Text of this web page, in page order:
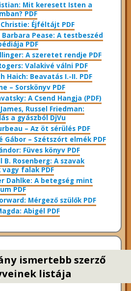
Mit keresett Isten a
PDF
Éjféltájt PDF
Barbara Pease: A testbeszéd
PDF
A ​szeretet rendje PDF
Valakivé válni PDF
Haich: Beavatás I.-II. PDF
– Sorskönyv PDF
A Csend Hangja (PDF)
James, Russel Friedman:
a gyászból DjVu
– Az öt sérülés PDF
Gábor – Szétszórt elmék PDF
Füves könyv PDF
B. Rosenberg: A szavak
falak PDF
Dahlke: A betegség mint
PDF
Mérgező szülők PDF
Abigél PDF
ismertebb szerző
listája